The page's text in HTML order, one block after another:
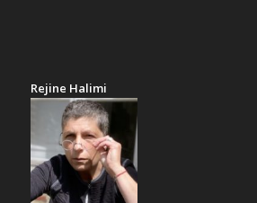
Rejine Halimi